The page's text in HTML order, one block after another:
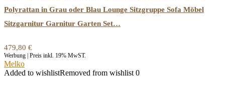
Polyrattan in Grau oder Blau Lounge Sitzgruppe Sofa Möbel
Sitzgarnitur Garnitur Garten Set…
479,80 €
Werbung | Preis inkl. 19% MwST.
Melko
Added to wishlistRemoved from wishlist 0